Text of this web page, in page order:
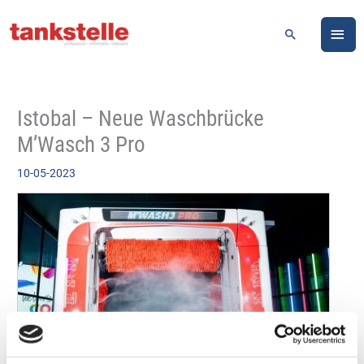
Inhalt
Suchen
Istobal – Neue Waschbrücke
M’Wasch 3 Pro
10-05-2023